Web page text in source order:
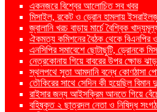
একনজরে বিশ্বের আলোচিত সব খবর
মিসাইল, রকেট ও ড্রোন হামলায়
জ্বালানি খরচ বাড়ায় মার্চে বৈশ্বিক
ঐকমত্য কমিশনের বৈঠক থেকে বিএনপির
এনসিপির সমাবেশে ছোটাছুটি, ড্রোনকে
নেত্রকোনায় গিয়ে বাবরের উপর ক্ষোভ
স্থলপথে সুতা আমদানি বন্ধে কোণঠাসা
তৌকিরের সাথে সেদিন কী হয়েছিল বিমান
রাইসার জন্য আইসক্রিম আনতে গিয়ে
বহিষ্কৃত ২ ছাত্রদল নেতা ও নিষিদ্ধ